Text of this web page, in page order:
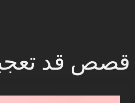
قصص قد